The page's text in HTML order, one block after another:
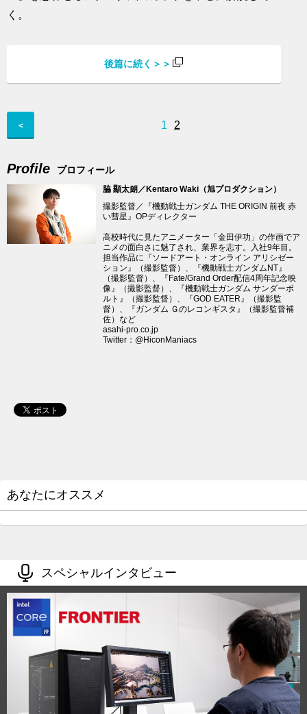
く。
後篇に続く＞＞
＜ 1 2
Profile プロフィール
脇 顯太朗／Kentaro Waki（旭プロダクション）
撮影監督／『機動戦士ガンダム THE ORIGIN 前夜 赤
い彗星』OPディレクター
高校時代に見たアニメーター「金田伊功」の作画でア
ニメの面白さに魅了され、業界を志す。入社9年目。
担当作品に『ソードアート・オンライン アリシゼー
ション』（撮影監督）、『機動戦士ガンダムNT』
（撮影監督）、『Fate/Grand Order配信4周年記念映
像』（撮影監督）、『機動戦士ガンダム サンダーボ
ルト』（撮影監督）、『GOD EATER』（撮影監
督）、『ガンダム Ｇのレコンギスタ』（撮影監督補
佐）など
asahi-pro.co.jp
Twitter： @HiconManiacs
あなたにオススメ
スペシャルインタビュー